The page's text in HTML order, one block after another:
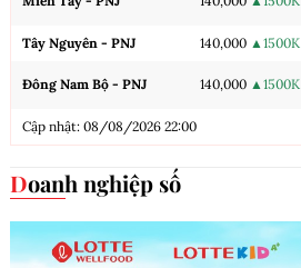
Tây Nguyên - PNJ 140,000 ▲1500K
Đông Nam Bộ - PNJ 140,000 ▲1500K
Cập nhật: 08/08/2026 22:00
Doanh nghiệp số